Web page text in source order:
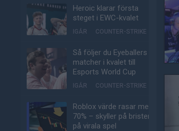
Heroic klarar första
steget i EWC-kvalet
IGÅR COUNTER-STRIKE
Så följer du Eyeballers
matcher i kvalet till
Esports World Cup
IGÅR COUNTER-STRIKE
Roblox värde rasar med
70% – skyller på bristen
på virala spel